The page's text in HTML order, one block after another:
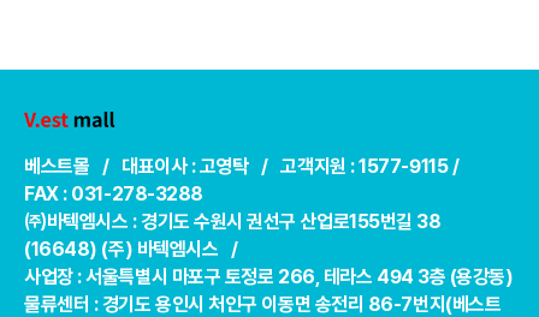
베스트몰 / 대표이사 : 고영탁 / 고객지원 : 1577-9115 /
FAX : 031-278-3288
㈜바텍엠시스 : 경기도 수원시 권선구 산업로155번길 38
(16648) (주) 바텍엠시스 /
사업장 : 서울특별시 마포구 토정로 266, 테라스 494 3층 (용강동)
물류센터 : 경기도 용인시 처인구 이동면 송전리 86-7번지(베스트